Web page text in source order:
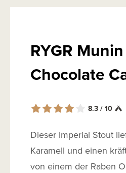
RYGR
Chocolate
8.3 / 10
Dieser Imperial Stout
Karamell und einen
von einem der Raben